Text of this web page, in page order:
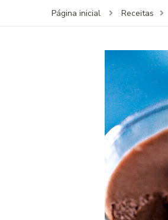
Página inicial Receitas